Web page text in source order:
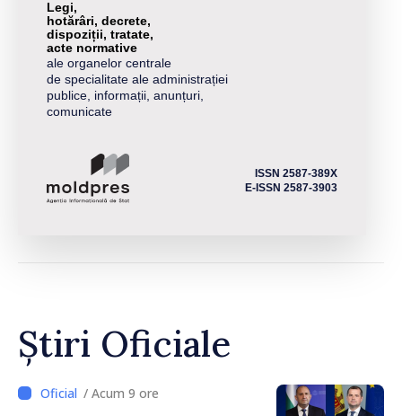
Legi,
hotărâri, decrete,
dispoziții, tratate,
acte normative
ale organelor centrale
de specialitate ale administrației
publice, informații, anunțuri,
comunicate
ISSN 2587-389X
E-ISSN 2587-3903
Știri Oficiale
/ Acum 9 ore